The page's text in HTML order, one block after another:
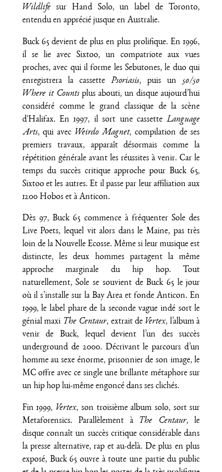
Wildlifesur Hand Solo, un label de Toronto,
entendu en apprécié jusque en Australie.
Buck 65 devient de plus en plus prolifique. En 1996,
il se lie avec Sixtoo, un compatriote aux vues
proches, avec qui il forme les Sebutones, le duo qui
enregistrera la cassette Psoriasis, puis un 50/50
Where it Countsplus abouti, un disque aujourd’hui
considéré comme le grand classique de la scène
d'Halifax. En 1997, il sort une cassetteLanguage
Arts, qui avec Weirdo Magnet, compilation de ses
premiers travaux, apparaît désormais comme la
répétition générale avant les réussites à venir. Car le
temps du succès critique approche pour Buck 65,
Sixtoo et les autres. Et il passe par leur affiliation aux
1200 Hobos et à Anticon.
Dès 97, Buck 65 commence à fréquenter Sole des
Live Poets, lequel vit alors dans le Maine, pas très
loin de la Nouvelle Ecosse. Même si leur musique est
distincte, les deux hommes partagent la même
approche marginale du hip hop. Tout
naturellement, Sole se souvient de Buck 65 le jour
où il s’installe sur la Bay Area et fonde Anticon. En
1999, le label phare de la seconde vague indé sort le
génial maxi The Centaur, extrait de Vertex, l’album à
venir de Buck, lequel devient l’un des succès
underground de 2000. Décrivant le parcours d’un
homme au sexe énorme, prisonnier de son image, le
MC offre avec ce single une brillante métaphore sur
un hip hop lui-même engoncé dans ses clichés.
Fin 1999, Vertex, son troisième album solo, sort sur
Metaforensics. Parallèlement à The Centaur, le
disque connaît un succès critique considérable dans
la presse alternative, rap et au-delà. De plus en plus
exposé, Buck 65 ouvre à toute une partie du public